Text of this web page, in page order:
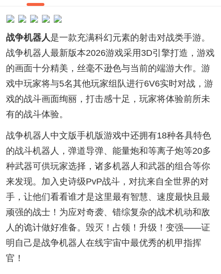
战争机器人是一款充满科幻元素的射击对战类手游。
战争机器人最新版本2026游戏采用3D引擎打造，游戏
的画面十分精美，丝毫不逊色与当前的端游大作。游
戏中玩家将与5名其他玩家组队进行6V6实时对战，游
戏的战斗画面绚丽，打击感十足，玩家将体验前所未
有的战斗体验。
战争机器人中文版手机版游戏中还拥有18种各具特色
的战斗机器人，弹道导弹、能量炮和等离子炮等20多
种武器可供玩家选择，诸多机器人和武器的组合等你
来发现。加入史诗级PvP战斗，对抗来自全世界的对
手，让他们看看谁才是这里最有智慧、速度最快且最
顽强的战士！为应对奇袭、错综复杂的战术机动和敌
人的诡计做好准备。毁灭！占领！升级！变强——证
明自己是战争机器人在线宇宙中最优秀的机甲指挥
官！